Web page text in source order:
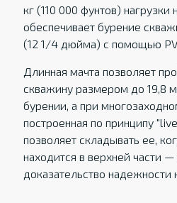
кг (110 000 фунтов)
обеспечивает бурение
(12 1/4 дюйма) с помощью
Длинная мачта позволяет
скважину размером до 19,8
бурении, а при
построенная по принципу
позволяет складывать ее,
находится в верхней части
доказательство надежности